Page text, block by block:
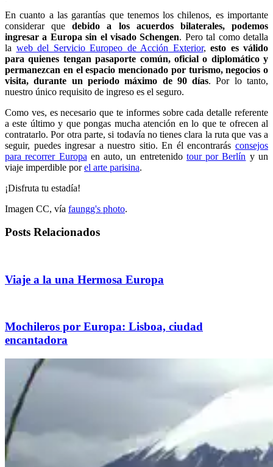
En cuanto a las garantías que tenemos los chilenos, es importante
considerar quedebido a los acuerdos bilaterales, podemos
ingresar a Europa sin el visado Schengen. Pero tal como detalla
la web del Servicio Europeo de Acción Exterior, esto es válido
para quienes tengan pasaporte común, oficial o diplomático y
permanezcan en el espacio mencionado por turismo, negocios o
visita, durante un periodo máximo de 90 días. Por lo tanto,
nuestro único requisito de ingreso es el seguro.
Como ves, es necesario que te informes sobre cada detalle referente
a este último y que pongas mucha atención en lo que te ofrecen al
contratarlo. Por otra parte, si todavía no tienes clara la ruta que vas a
seguir, puedes ingresar a nuestro sitio. En él encontrarás consejos
para recorrer Europa en auto, un entretenido tour por Berlín y un
viaje imperdible porel arte parisina.
¡Disfruta tu estadía!
Imagen CC, vía faungg's photo.
Posts Relacionados
Viaje a la una Hermosa Europa
Mochileros por Europa: Lisboa, ciudad
encantadora